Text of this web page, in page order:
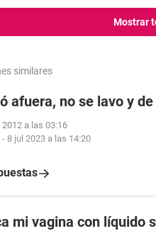
Mostrar
similares
afuera, no se lavo y
2012 a las 03:16
- 8 jul 2023 a las 14:20
mi vagina con líquido